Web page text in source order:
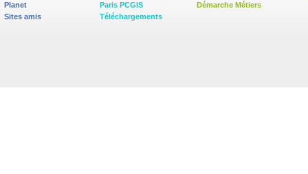
Planet
Sites amis
Paris PCGIS
Téléchargements
Démarche Métiers